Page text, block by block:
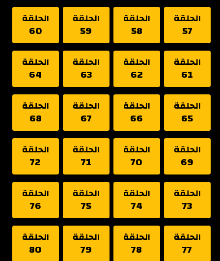
الحلقة
57
الحلقة
58
الحلقة
59
الحلقة
60
الحلقة
61
الحلقة
62
الحلقة
63
الحلقة
64
الحلقة
65
الحلقة
66
الحلقة
67
الحلقة
68
الحلقة
69
الحلقة
70
الحلقة
71
الحلقة
72
الحلقة
73
الحلقة
74
الحلقة
75
الحلقة
76
الحلقة
77
الحلقة
78
الحلقة
79
الحلقة
80